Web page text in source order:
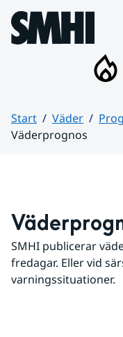
Hoppa till sidans innehåll
Start Väder
Väderprognos
SMHI publicerar
fredagar. Eller vid
varningssituationer.